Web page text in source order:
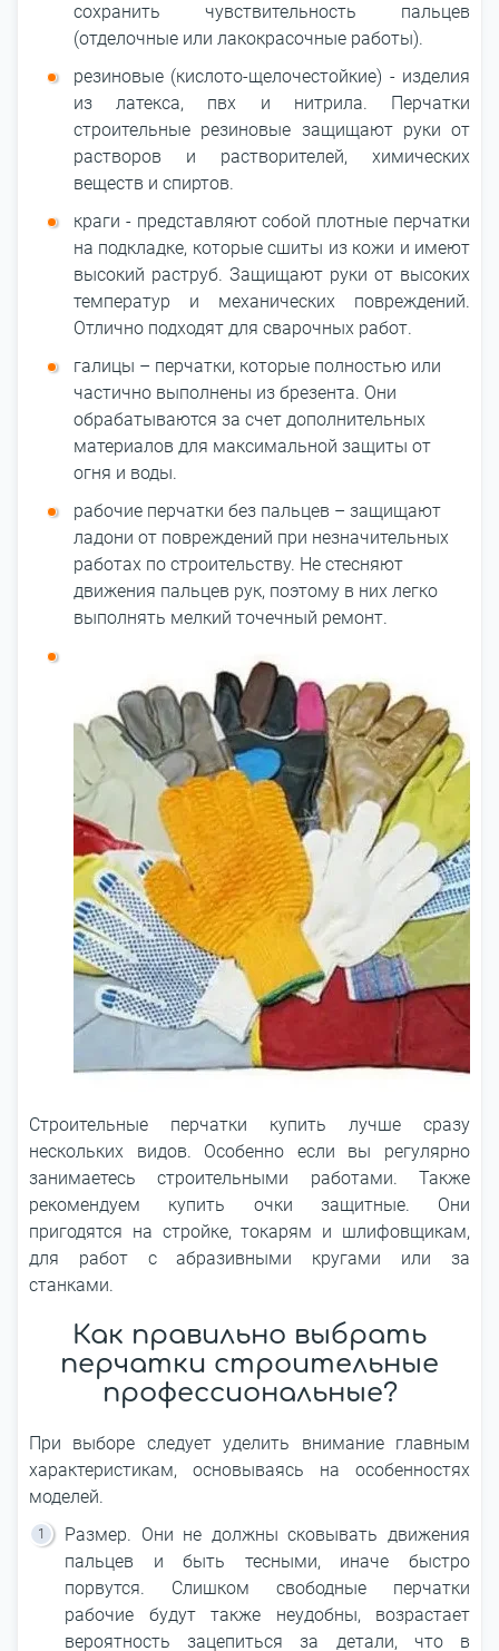
сохранить чувствительность пальцев
(отделочные или лакокрасочные работы).
резиновые (кислото-щелочестойкие) - изделия
из латекса, пвх и нитрила. Перчатки
строительные резиновые защищают руки от
растворов и растворителей, химических
веществ и спиртов.
краги - представляют собой плотные перчатки
на подкладке, которые сшиты из кожи и имеют
высокий раструб. Защищают руки от высоких
температур и механических повреждений.
Отлично подходят для сварочных работ.
галицы – перчатки, которые полностью или
частично выполнены из брезента. Они
обрабатываются за счет дополнительных
материалов для максимальной защиты от
огня и воды.
рабочие перчатки без пальцев – защищают
ладони от повреждений при незначительных
работах по строительству. Не стесняют
движения пальцев рук, поэтому в них легко
выполнять мелкий точечный ремонт.
Строительные перчатки купить лучше сразу
нескольких видов. Особенно если вы регулярно
занимаетесь строительными работами. Также
рекомендуем купить очки защитные. Они
пригодятся на стройке, токарям и шлифовщикам,
для работ с абразивными кругами или за
станками.
Как правильно выбрать
перчатки строительные
профессиональные?
При выборе следует уделить внимание главным
характеристикам, основываясь на особенностях
моделей.
Размер. Они не должны сковывать движения
пальцев и быть тесными, иначе быстро
порвутся. Слишком свободные перчатки
рабочие будут также неудобны, возрастает
вероятность зацепиться за детали, что в